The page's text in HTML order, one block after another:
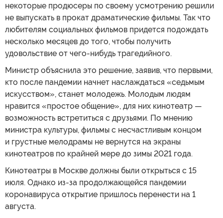
некоторые продюсеры по своему усмотрению решили
не выпускать в прокат драматические фильмы. Так что
любителям социальных фильмов придется подождать
несколько месяцев до того, чтобы получить
удовольствие от чего-нибудь трагедийного.
Министр объяснила это решение, заявив, что первыми,
кто после пандемии начнет наслаждаться «седьмым
искусством», станет молодежь. Молодым людям
нравится «простое общение», для них кинотеатр —
возможность встретиться с друзьями. По мнению
министра культуры, фильмы с несчастливым концом
и грустные мелодрамы не вернутся на экраны
кинотеатров по крайней мере до зимы 2021 года.
Кинотеатры в Москве должны были открыться с 15
июля. Однако из-за продолжающейся пандемии
коронавируса открытие пришлось перенести на 1
августа.